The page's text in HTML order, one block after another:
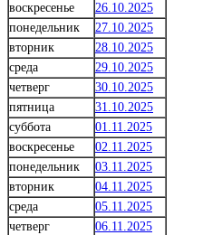
воскресенье
26.10.2025
понедельник
27.10.2025
вторник
28.10.2025
среда
29.10.2025
четверг
30.10.2025
пятница
31.10.2025
суббота
01.11.2025
воскресенье
02.11.2025
понедельник
03.11.2025
вторник
04.11.2025
среда
05.11.2025
четверг
06.11.2025